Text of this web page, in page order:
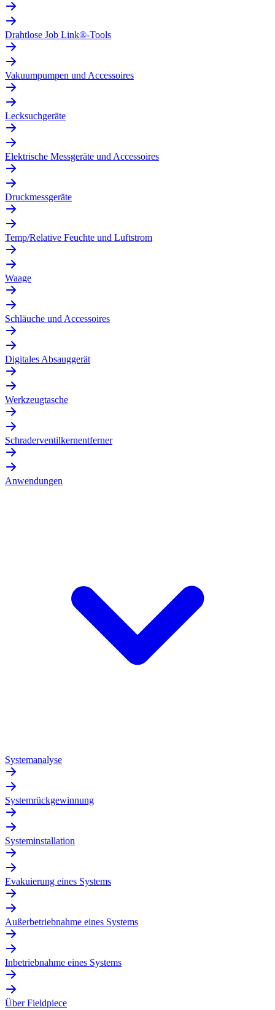
Drahtlose Job Link®-Tools
Vakuumpumpen und Accessoires
Lecksuchgeräte
Elektrische Messgeräte und Accessoires
Druckmessgeräte
Temp/Relative Feuchte und Luftstrom
Waage
Schläuche und Accessoires
Digitales Absauggerät
Werkzeugtasche
Schraderventilkernentferner
Anwendungen
Systemanalyse
Systemrückgewinnung
Systeminstallation
Evakuierung eines Systems
Außerbetriebnahme eines Systems
Inbetriebnahme eines Systems
Über Fieldpiece